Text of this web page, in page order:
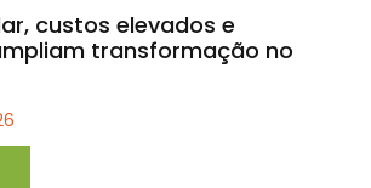
custos elevados e
transformação no